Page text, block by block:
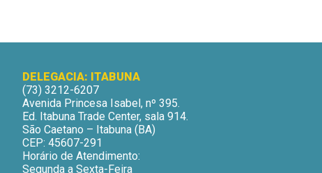
DELEGACIA: ITABUNA
(73) 3212-6207
Avenida Princesa Isabel, nº 395.
Ed. Itabuna Trade Center, sala 914.
São Caetano – Itabuna (BA)
CEP: 45607-291
Horário de Atendimento:
Segunda a Sexta-Feira